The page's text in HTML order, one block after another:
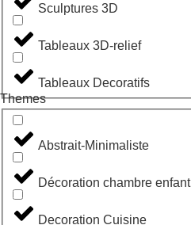
Sculptures 3D
Tableaux 3D-relief
Tableaux Decoratifs
Themes
Abstrait-Minimaliste
Décoration chambre enfant
Decoration Cuisine